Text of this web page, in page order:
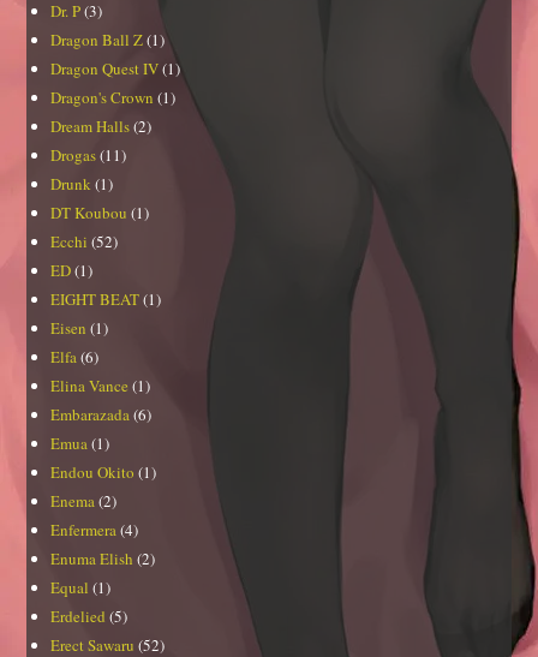
Dr. P(3)
Dragon Ball Z(1)
Dragon Quest IV(1)
Dragon's Crown (1)
Dream Halls(2)
Drogas(11)
Drunk (1)
DT Koubou (1)
Ecchi (52)
ED(1)
EIGHT BEAT(1)
Eisen (1)
Elfa (6)
Elina Vance (1)
Embarazada (6)
Emua (1)
Endou Okito (1)
Enema (2)
Enfermera (4)
Enuma Elish (2)
Equal (1)
Erdelied (5)
Erect Sawaru (52)